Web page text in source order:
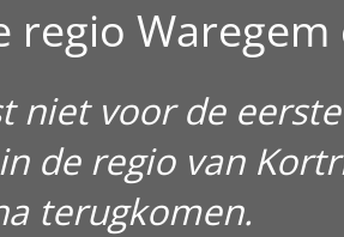
niet voor de
de regio van
terugkomen.